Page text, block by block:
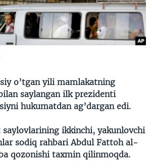
o’tgan yili mamlakatning
saylangan ilk prezidenti
hukumatdan ag’dargan edi.
ikkinchi, yakunlovchi
sodiq rahbari Abdul Fattoh al-
qozonishi taxmin qilinmoqda.